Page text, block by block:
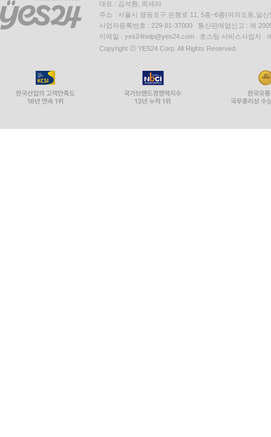
대표 : 김석환, 최세라
주소 : 서울시 영등포구 은행로 11, 5층~6층(여의도동,일신
사업자등록번호 : 229-81-37000 통신판매업신고 : 제
이메일 : yes24help@yes24.com 호스팅 서비스사업자 :
Copyright ⓒ YES24 Corp. All Rights Reserved.